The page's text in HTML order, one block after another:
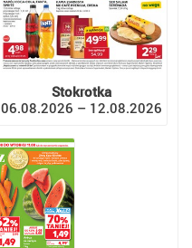
Stokrotka
06.08.2026 – 12.08.2026